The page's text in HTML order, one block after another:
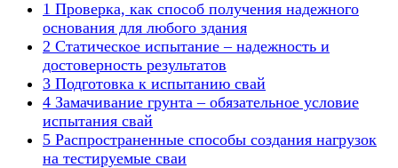
1 Проверка, как способ получения надежного
основания для любого здания
2 Статическое испытание – надежность и
достоверность результатов
3 Подготовка к испытанию свай
4 Замачивание грунта – обязательное условие
испытания свай
5 Распространенные способы создания нагрузок
на тестируемые сваи